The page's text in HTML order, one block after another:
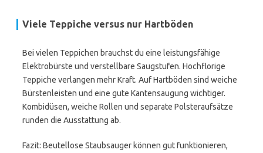
Viele Teppiche versus nur Hartböden
Bei vielen Teppichen brauchst du eine leistungsfähige
Elektrobürste und verstellbare Saugstufen. Hochflorige
Teppiche verlangen mehr Kraft. Auf Hartböden sind weiche
Bürstenleisten und eine gute Kantensaugung wichtiger.
Kombidüsen, weiche Rollen und separate Polsteraufsätze
runden die Ausstattung ab.
Fazit: Beutellose Staubsauger können gut funktionieren,